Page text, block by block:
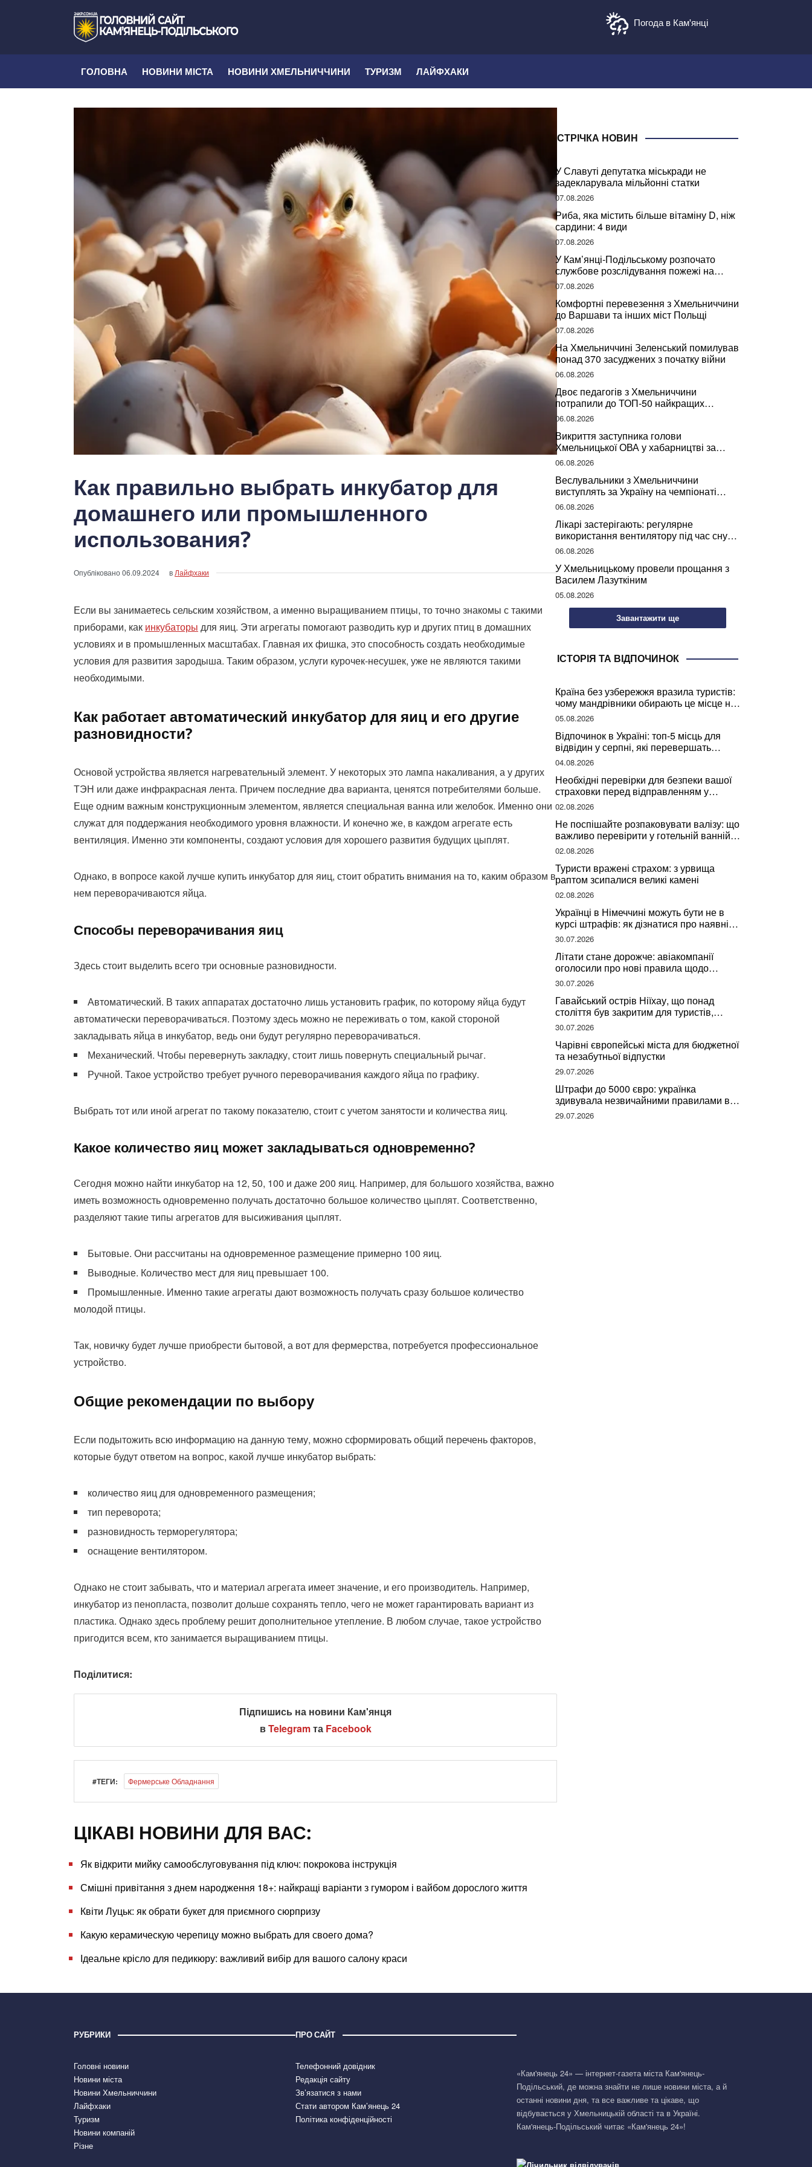
Погода в Кам'янці
ГОЛОВНА НОВИНИ МІСТА НОВИНИ ХМЕЛЬНИЧЧИНИ ТУРИЗМ ЛАЙФХАКИ
Как правильно выбрать инкубатор для
домашнего или промышленного
использования?
Опубліковано06.09.2024 в Лайфхаки
Если вы занимаетесь сельским хозяйством, а именно выращиванием птицы, то точно знакомы с такими
приборами, как инкубаторы для яиц. Эти агрегаты помогают разводить кур и других птиц в домашних
условиях и в промышленных масштабах. Главная их фишка, это способность создать необходимые
условия для развития зародыша. Таким образом, услуги курочек-несушек, уже не являются такими
необходимыми.
Как работает автоматический инкубатор для яиц и его другие
разновидности?
Основой устройства является нагревательный элемент. У некоторых это лампа накаливания, а у других
ТЭН или даже инфракрасная лента. Причем последние два варианта, ценятся потребителями больше.
Еще одним важным конструкционным элементом, является специальная ванна или желобок. Именно они
служат для поддержания необходимого уровня влажности. И конечно же, в каждом агрегате есть
вентиляция. Именно эти компоненты, создают условия для хорошего развития будущих цыплят.
Однако, в вопросе какой лучше купить инкубатор для яиц, стоит обратить внимания на то, каким образом в
нем переворачиваются яйца.
Способы переворачивания яиц
Здесь стоит выделить всего три основные разновидности.
Автоматический. В таких аппаратах достаточно лишь установить график, по которому яйца будут
автоматически переворачиваться. Поэтому здесь можно не переживать о том, какой стороной
закладывать яйца в инкубатор, ведь они будут регулярно переворачиваться.
Механический. Чтобы перевернуть закладку, стоит лишь повернуть специальный рычаг.
Ручной. Такое устройство требует ручного переворачивания каждого яйца по графику.
Выбрать тот или иной агрегат по такому показателю, стоит с учетом занятости и количества яиц.
Какое количество яиц может закладываться одновременно?
Сегодня можно найти инкубатор на 12, 50, 100 и даже 200 яиц. Например, для большого хозяйства, важно
иметь возможность одновременно получать достаточно большое количество цыплят. Соответственно,
разделяют такие типы агрегатов для высиживания цыплят.
Бытовые. Они рассчитаны на одновременное размещение примерно 100 яиц.
Выводные. Количество мест для яиц превышает 100.
Промышленные. Именно такие агрегаты дают возможность получать сразу большое количество
молодой птицы.
Так, новичку будет лучше приобрести бытовой, а вот для фермерства, потребуется профессиональное
устройство.
Общие рекомендации по выбору
Если подытожить всю информацию на данную тему, можно сформировать общий перечень факторов,
которые будут ответом на вопрос, какой лучше инкубатор выбрать:
количество яиц для одновременного размещения;
тип переворота;
разновидность терморегулятора;
оснащение вентилятором.
Однако не стоит забывать, что и материал агрегата имеет значение, и его производитель. Например,
инкубатор из пенопласта, позволит дольше сохранять тепло, чего не может гарантировать вариант из
пластика. Однако здесь проблему решит дополнительное утепление. В любом случае, такое устройство
пригодится всем, кто занимается выращиванием птицы.
Поділитися:
Підпишись на новини Кам'янця
вTelegramта Facebook
#ТЕГИ: Фермерське Обладнання
ЦІКАВІ НОВИНИ ДЛЯ ВАС:
Як відкрити мийку самообслуговування під ключ: покрокова інструкція
Смішні привітання з днем народження 18+: найкращі варіанти з гумором і вайбом дорослого життя
Квіти Луцьк: як обрати букет для приємного сюрпризу
Какую керамическую черепицу можно выбрать для своего дома?
Ідеальне крісло для педикюру: важливий вибір для вашого салону краси
СТРІЧКА НОВИН
У Славуті депутатка міськради не
задекларувала мільйонні статки
07.08.2026
Риба, яка містить більше вітаміну D, ніж
сардини: 4 види
07.08.2026
У Кам’янці-Подільському розпочато
службове розслідування пожежі на
сміттєзвалищі
07.08.2026
Комфортні перевезення з Хмельниччини
до Варшави та інших міст Польщі
07.08.2026
На Хмельниччині Зеленський помилував
понад 370 засуджених з початку війни
06.08.2026
Двоє педагогів з Хмельниччини
потрапили до ТОП-50 найкращих
учителів України
06.08.2026
Викриття заступника голови
Хмельницької ОВА у хабарництві за
підписання контрактів на ремонт доріг
06.08.2026
Веслувальники з Хмельниччини
виступлять за Україну на чемпіонаті
світу
06.08.2026
Лікарі застерігають: регулярне
використання вентилятору під час сну
може негативно вплинути на ваше
здоров’я
06.08.2026
У Хмельницькому провели прощання з
Василем Лазуткіним
05.08.2026
Завантажити ще
ІСТОРІЯ ТА ВІДПОЧИНОК
Країна без узбережжя вразила туристів:
чому мандрівники обирають це місце на
відпочинок
05.08.2026
Відпочинок в Україні: топ-5 місць для
відвідин у серпні, які перевершать
закордонні враження
04.08.2026
Необхідні перевірки для безпеки вашої
страховки перед відправленням у
подорож
02.08.2026
Не поспішайте розпаковувати валізу: що
важливо перевірити у готельній ванній
за словами досвідченої мандрівниці
02.08.2026
Туристи вражені страхом: з урвища
раптом зсипалися великі камені
02.08.2026
Українці в Німеччині можуть бути не в
курсі штрафів: як дізнатися про наявні
борги
30.07.2026
Літати стане дорожче: авіакомпанії
оголосили про нові правила щодо
вибору місць
30.07.2026
Гавайський острів Ніїхау, що понад
століття був закритим для туристів,
починає приймати перших відвідувачів
30.07.2026
Чарівні європейські міста для бюджетної
та незабутньої відпустки
29.07.2026
Штрафи до 5000 євро: українка
здивувала незвичайними правилами в
Німеччині та поділилася правдою
29.07.2026
РУБРИКИ
Головні новини
Новини міста
Новини Хмельниччини
Лайфхаки
Туризм
Новини компаній
Різне
ПРО САЙТ
Телефонний довідник
Редакція сайту
Зв’язатися з нами
Стати автором Кам’янець 24
Політика конфіденційності
«Кам'янець 24» — інтернет-газета міста Кам'янець-
Подільський, де можна знайти не лише новини міста, а й
останні новини дня, та все важливе та цікаве, що
відбувається у Хмельницькій області та в Україні.
Кам'янець-Подільський читає «Кам'янець 24»!